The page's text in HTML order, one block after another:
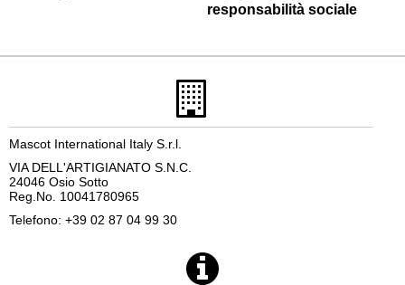
responsabilità sociale
Mascot International Italy S.r.l.
VIA DELL'ARTIGIANATO S.N.C.
24046 Osio Sotto
Reg.No. 10041780965
Telefono: +39 02 87 04 99 30